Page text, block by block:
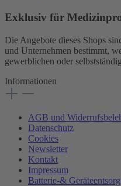
Exklusiv für
Die Angebote dieses Shops
und Unternehmen bestimmt,
gewerblichen oder
Informationen
AGB und
Datenschutz
Cookies
Newsletter
Kontakt
Impressum
Batterie-&